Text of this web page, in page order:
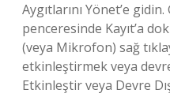
Aygıtlarını Yönet’e
penceresinde Kayıt’a
(veya Mikrofon) sağ
etkinleştirmek veya
Etkinleştir veya Devre